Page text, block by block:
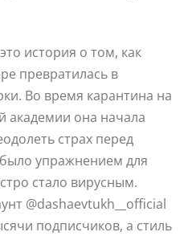
история о том, как
превратилась в
Во время карантина на
академии она начала
страх перед
упражнением для
стало вирусным.
@dashaevtukh__official
подписчиков, а стиль